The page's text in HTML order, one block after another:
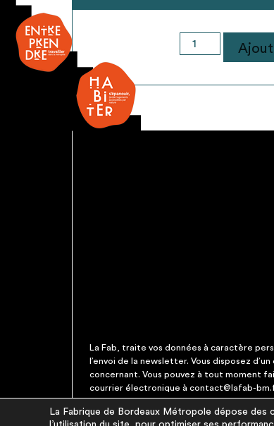
quantité
de
La Fab, traite vos données à caractère
l’envoi de la newsletter. Vous disposez
concernant. Vous pouvez à tout moment
courrier électronique à contact@lafab-
La Fabrique de Bordeaux Métropole dépose